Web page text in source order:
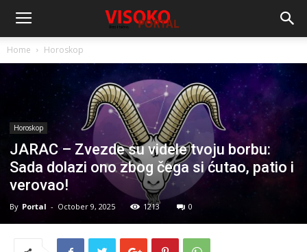
Home Horoskop
Horoskop
JARAC – Zvezde su videle tvoju borbu:
Sada dolazi ono zbog čega si ćutao, patio i
verovao!
By Portal - October 9, 2025 1213 0